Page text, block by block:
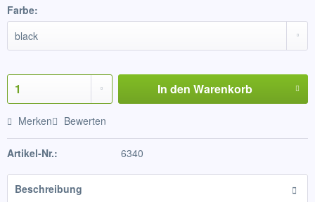
Farbe:
In den Warenkorb
Merken Bewerten
Artikel-Nr.: 6340
Beschreibung